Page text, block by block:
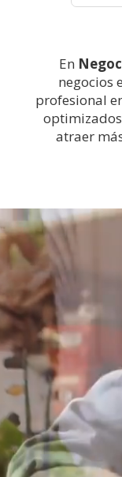
En
negocios
profesional
atraer
Reproductor
de
vídeo